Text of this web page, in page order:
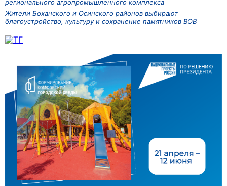
регионального агропромышленного комплекса
Жители Боханского и Осинского районов выбирают
благоустройство, культуру и сохранение памятников ВОВ